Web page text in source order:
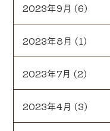
2023年9月 (6)
2023年8月 (1)
2023年7月 (2)
2023年4月 (3)